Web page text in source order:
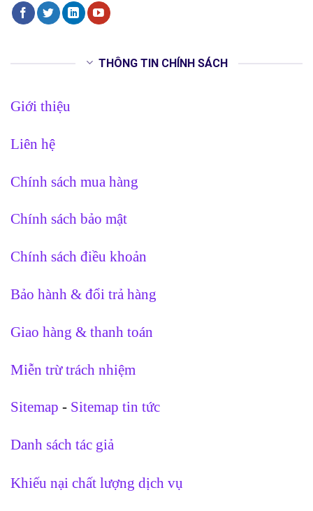
THÔNG TIN CHÍNH SÁCH
Giới thiệu
Liên hệ
Chính sách mua hàng
Chính sách bảo mật
Chính sách điều khoản
Bảo hành & đổi trả hàng
Giao hàng & thanh toán
Miễn trừ trách nhiệm
Sitemap - Sitemap tin tức
Danh sách tác giả
Khiếu nại chất lượng dịch vụ